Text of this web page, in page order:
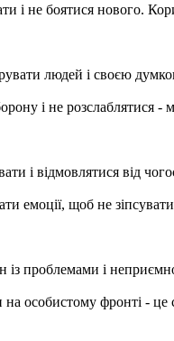
і не боятися нового.
людей і своєю
і не розслаблятися
і відмовлятися від
емоції, щоб не
проблемами і
особистому фронті -